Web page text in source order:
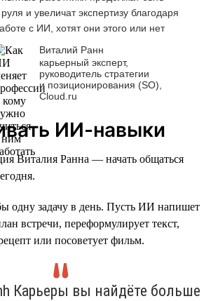
и увеличат экспертизу благодаря
с ИИ, хотят они этого или нет
Виталий Ранн
карьерный эксперт,
руководитель стратегии
и позиционирования (SO),
Cloud.ru
ИИ-навыки
Виталия Ранна — начать общаться
одну задачу в день. Пусть ИИ напишет
встречи, переформулирует текст,
или посоветует фильм.
Карьеры вы найдёте больше